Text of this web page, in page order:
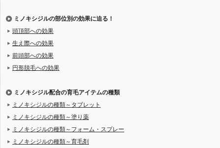
ミノキシジルの部位別の効果に迫る！
頭頂部への効果
生え際への効果
前頭部への効果
円形脱毛への効果
ミノキシジル配合の育毛アイテムの種類
ミノキシジルの種類～タブレット
ミノキシジルの種類～塗り薬
ミノキシジルの種類～フォーム・スプレー
ミノキシジルの種類～育毛剤